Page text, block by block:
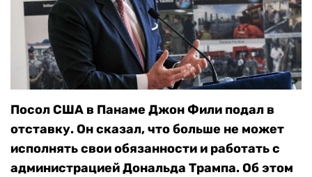
Посол США в Панаме Джон Фили подал в
отставку. Он сказал, что больше не может
исполнять свои обязанности и работать с
администрацией Дональда Трампа. Об этом